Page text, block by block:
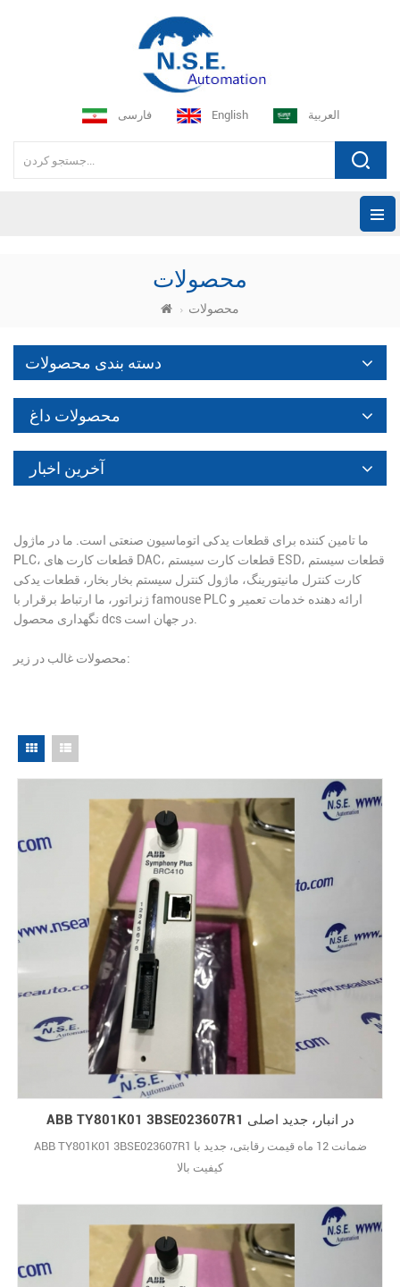
فارسی English العربية
محصولات
محصولات
دسته بندی محصولات
محصولات داغ
آخرین اخبار
ما تامین کننده برای قطعات یدکی اتوماسیون صنعتی است. ما در ماژول
PLC، قطعات کارت های DAC، قطعات کارت سیستم ESD، قطعات سیستم
کارت کنترل مانیتورینگ، ماژول کنترل سیستم بخار بخار، قطعات یدکی
ژنراتور، ما ارتباط برقرار با famouse PLC ارائه دهنده خدمات تعمیر و
محصولات غالب در زیر:
ABB TY801K01 3BSE023607R1 در انبار، جدید اصلی
ABB TY801K01 3BSE023607R1 ضمانت 12 ماه قیمت رقابتی، جدید با
کیفیت بالا